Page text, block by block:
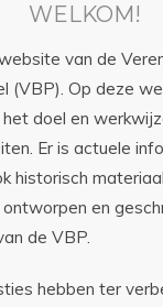
WELKOM!
van de
(VBP). Op deze
doel en
Er is actuele
historisch
en
de VBP.
hebben ter